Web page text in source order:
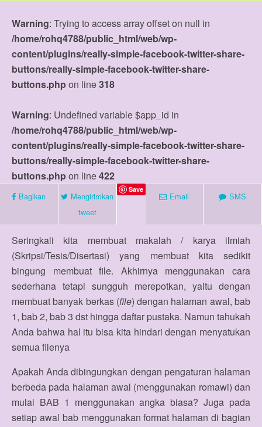
Warning: Trying to access array offset on null in
/home/rohq4788/public_html/web/wp-
content/plugins/really-simple-facebook-twitter-share-
buttons/really-simple-facebook-twitter-share-
buttons.phpon line318
Warning: Undefined variable $app_id in
/home/rohq4788/public_html/web/wp-
content/plugins/really-simple-facebook-twitter-share-
buttons/really-simple-facebook-twitter-share-
buttons.phpon line422
Bagikan
Mengirimkan
tweet
Save
Email SMS
Seringkali kita membuat makalah / karya ilmiah
(Skripsi/Tesis/Disertasi) yang membuat kita sedikit
bingung membuat file. Akhirnya menggunakan cara
sederhana tetapi sungguh merepotkan, yaitu dengan
membuat banyak berkas (file) dengan halaman awal, bab
1, bab 2, bab 3 dst hingga daftar pustaka. Namun tahukah
Anda bahwa hal itu bisa kita hindari dengan menyatukan
semua filenya
Apakah Anda dibingungkan dengan pengaturan halaman
berbeda pada halaman awal (menggunakan romawi) dan
mulai BAB 1 menggunakan angka biasa? Juga pada
setiap awal bab menggunakan format halaman di bagian